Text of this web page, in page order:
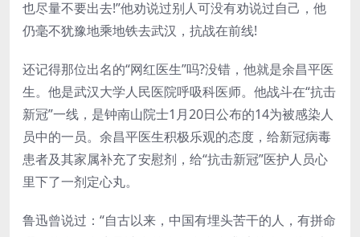
也尽量不要出去!”他劝说过别人可没有劝说过自己，他
仍毫不犹豫地乘地铁去武汉，抗战在前线!
还记得那位出名的“网红医生”吗?没错，他就是余昌平医
生。他是武汉大学人民医院呼吸科医师。他战斗在“抗击
新冠”一线，是钟南山院士1月20日公布的14为被感染人
员中的一员。余昌平医生积极乐观的态度，给新冠病毒
患者及其家属补充了安慰剂，给“抗击新冠”医护人员心
里下了一剂定心丸。
鲁迅曾说过：“自古以来，中国有埋头苦干的人，有拼命